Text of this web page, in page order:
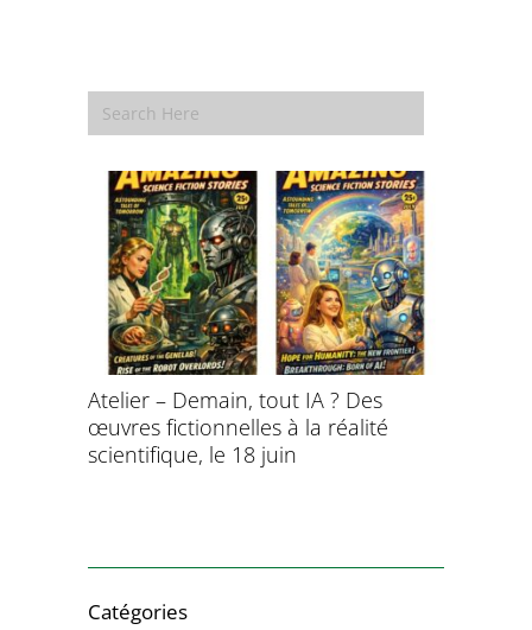
Atelier – Demain, tout IA ? Des
œuvres fictionnelles à la réalité
scientifique, le 18 juin
Catégories